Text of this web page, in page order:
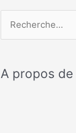
hA propos